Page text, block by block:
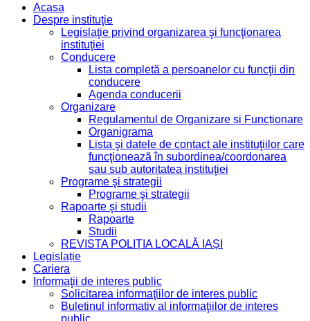
Acasa
Despre instituţie
Legislaţie privind organizarea şi funcţionarea
instituţiei
Conducere
Lista completă a persoanelor cu funcţii din
conducere
Agenda conducerii
Organizare
Regulamentul de Organizare și Funcționare
Organigrama
Lista şi datele de contact ale instituţiilor care
funcţionează în subordinea/coordonarea
sau sub autoritatea instituţiei
Programe şi strategii
Programe şi strategii
Rapoarte şi studii
Rapoarte
Studii
REVISTA POLIȚIA LOCALĂ IAȘI
Legislație
Cariera
Informaţii de interes public
Solicitarea informaţiilor de interes public
Buletinul informativ al informaţiilor de interes
public